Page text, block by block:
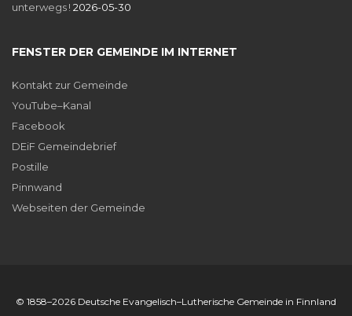
unterwegs ! 2026-05-30
FENSTER DER GEMEINDE IM INTERNET
Kontakt zur Gemeinde
YouTube–Kanal
Facebook
DEiF Gemeindebrief
Postille
Pinnwand
Webseiten der Gemeinde
© 1858–2026 Deutsche Evangelisch–Lutherische Gemeinde in Finnland